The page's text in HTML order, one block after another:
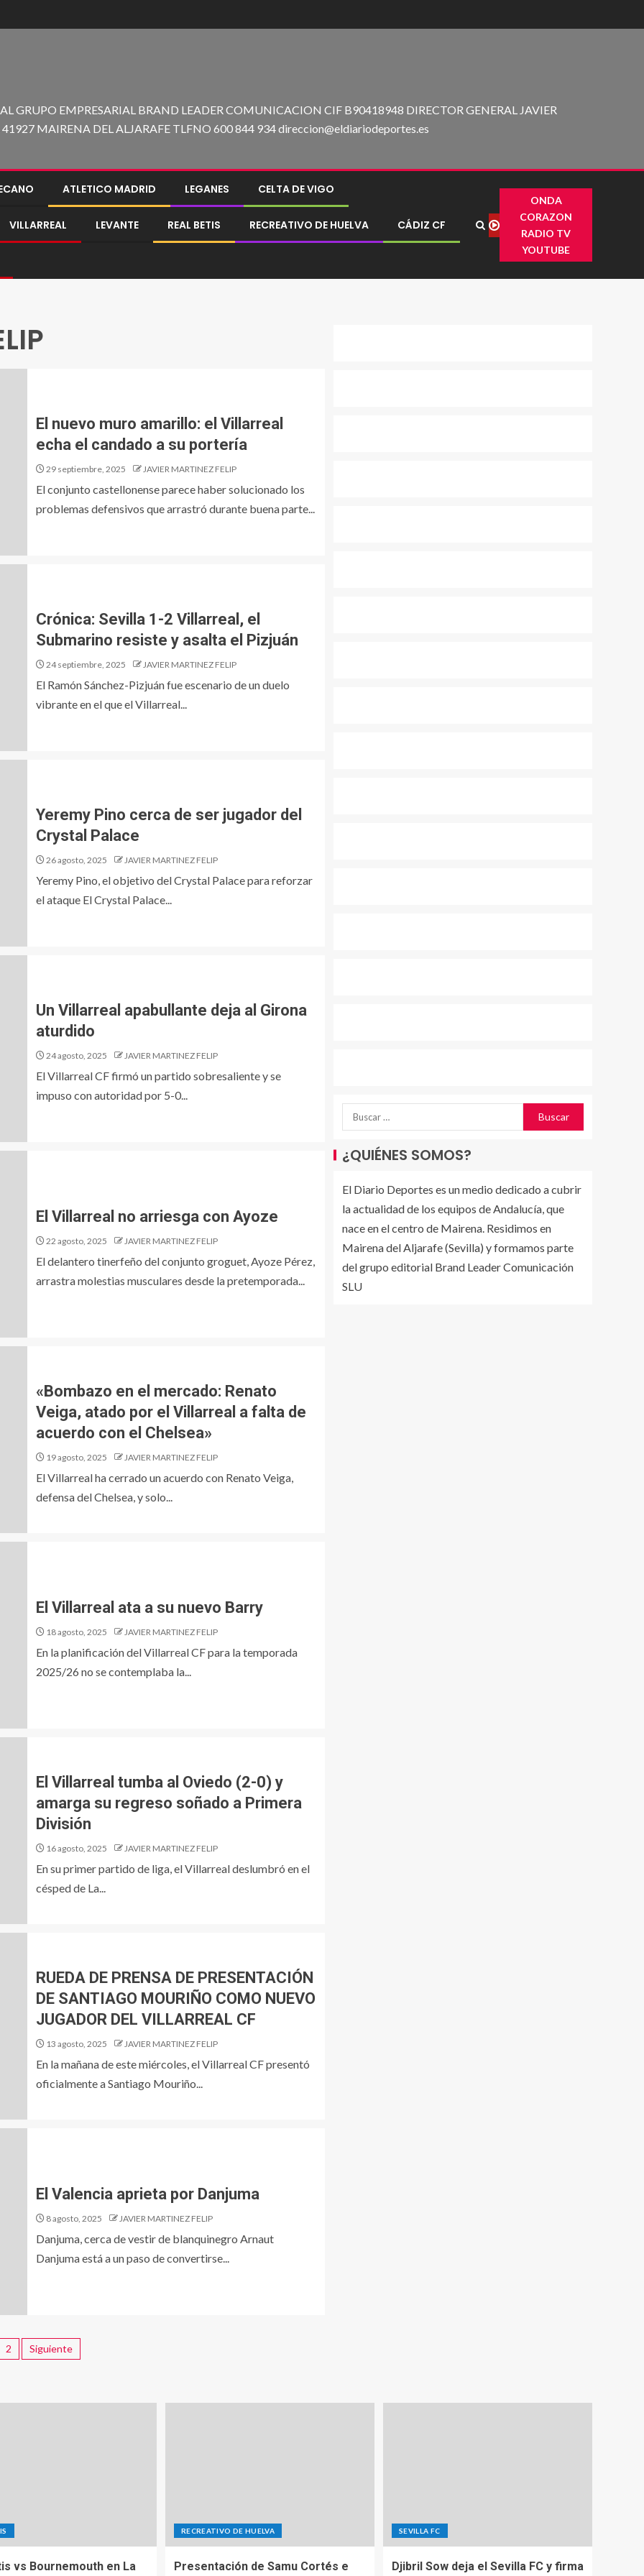
GRUPO EMPRESARIAL BRAND LEADER COMUNICACION CIF B90418948 DIRECTOR GENERAL JAVIER
MAIRENA DEL ALJARAFE TLFNO 600 844 934 direccion@eldiariodeportes.es
ATLETICO MADRID LEGANES CELTA DE VIGO
VILLARREAL LEVANTE REAL BETIS RECREATIVO DE HUELVA CÁDIZ CF
ONDA
CORAZON
RADIO TV
YOUTUBE
El nuevo muro amarillo: el Villarreal
echa el candado a su portería
29 septiembre, 2025 JAVIER MARTINEZ FELIP
El conjunto castellonense parece haber solucionado los
problemas defensivos que arrastró durante buena parte...
Crónica: Sevilla 1-2 Villarreal, el
Submarino resiste y asalta el Pizjuán
24 septiembre, 2025 JAVIER MARTINEZ FELIP
El Ramón Sánchez-Pizjuán fue escenario de un duelo
vibrante en el que el Villarreal...
Yeremy Pino cerca de ser jugador del
Crystal Palace
26 agosto, 2025 JAVIER MARTINEZ FELIP
Yeremy Pino, el objetivo del Crystal Palace para reforzar
el ataque El Crystal Palace...
Un Villarreal apabullante deja al Girona
aturdido
24 agosto, 2025 JAVIER MARTINEZ FELIP
El Villarreal CF firmó un partido sobresaliente y se
impuso con autoridad por 5-0...
El Villarreal no arriesga con Ayoze
22 agosto, 2025 JAVIER MARTINEZ FELIP
El delantero tinerfeño del conjunto groguet, Ayoze Pérez,
arrastra molestias musculares desde la pretemporada...
«Bombazo en el mercado: Renato
Veiga, atado por el Villarreal a falta de
acuerdo con el Chelsea»
19 agosto, 2025 JAVIER MARTINEZ FELIP
El Villarreal ha cerrado un acuerdo con Renato Veiga,
defensa del Chelsea, y solo...
El Villarreal ata a su nuevo Barry
18 agosto, 2025 JAVIER MARTINEZ FELIP
En la planificación del Villarreal CF para la temporada
2025/26 no se contemplaba la...
El Villarreal tumba al Oviedo (2-0) y
amarga su regreso soñado a Primera
División
16 agosto, 2025 JAVIER MARTINEZ FELIP
En su primer partido de liga, el Villarreal deslumbró en el
césped de La...
RUEDA DE PRENSA DE PRESENTACIÓN
DE SANTIAGO MOURIÑO COMO NUEVO
JUGADOR DEL VILLARREAL CF
13 agosto, 2025 JAVIER MARTINEZ FELIP
En la mañana de este miércoles, el Villarreal CF presentó
oficialmente a Santiago Mouriño...
El Valencia aprieta por Danjuma
8 agosto, 2025 JAVIER MARTINEZ FELIP
Danjuma, cerca de vestir de blanquinegro Arnaut
Danjuma está a un paso de convertirse...
2 Siguiente
¿QUIÉNES SOMOS?
El Diario Deportes es un medio dedicado a cubrir
la actualidad de los equipos de Andalucía, que
nace en el centro de Mairena. Residimos en
Mairena del Aljarafe (Sevilla) y formamos parte
del grupo editorial Brand Leader Comunicación
SLU
vs Bournemouth en La
RECREATIVO DE HUELVA
Presentación de Samu Cortés e
SEVILLA FC
Djibril Sow deja el Sevilla FC y firma